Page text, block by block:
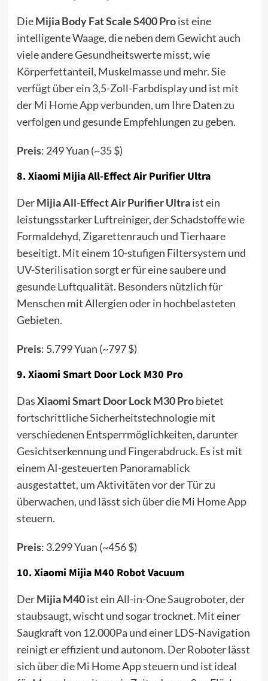
DieMijia Body Fat Scale S400 Proist eine
intelligente Waage, die neben dem Gewicht auch
viele andere Gesundheitswerte misst, wie
Körperfettanteil, Muskelmasse und mehr. Sie
verfügt über ein 3,5-Zoll-Farbdisplay und ist mit
derMi Home Appverbunden, um Ihre Daten zu
verfolgen und gesunde Empfehlungen zu geben.
Preis: 249 Yuan (~35 $)
8.Xiaomi Mijia All-Effect Air Purifier Ultra
DerMijia All-Effect Air Purifier Ultraist ein
leistungsstarker Luftreiniger, der Schadstoffe wie
Formaldehyd, Zigarettenrauch und Tierhaare
beseitigt. Mit einem 10-stufigen Filtersystem und
UV-Sterilisation sorgt er für eine saubere und
gesunde Luftqualität. Besonders nützlich für
Menschen mit Allergien oder in hochbelasteten
Gebieten.
Preis: 5.799 Yuan (~797 $)
9.Xiaomi Smart Door Lock M30 Pro
DasXiaomi Smart Door Lock M30 Probietet
fortschrittliche Sicherheitstechnologie mit
verschiedenen Entsperrmöglichkeiten, darunter
Gesichtserkennung und Fingerabdruck. Es ist mit
einem AI-gesteuerten Panoramablick
ausgestattet, um Aktivitäten vor der Tür zu
überwachen, und lässt sich über die Mi Home App
steuern.
Preis: 3.299 Yuan (~456 $)
10.Xiaomi Mijia M40 Robot Vacuum
DerMijia M40ist ein All-in-One Saugroboter, der
staubsaugt, wischt und sogar trocknet. Mit einer
Saugkraft von 12.000Pa und einer LDS-Navigation
reinigt er effizient und autonom. Der Roboter lässt
sich über die Mi Home App steuern und ist ideal